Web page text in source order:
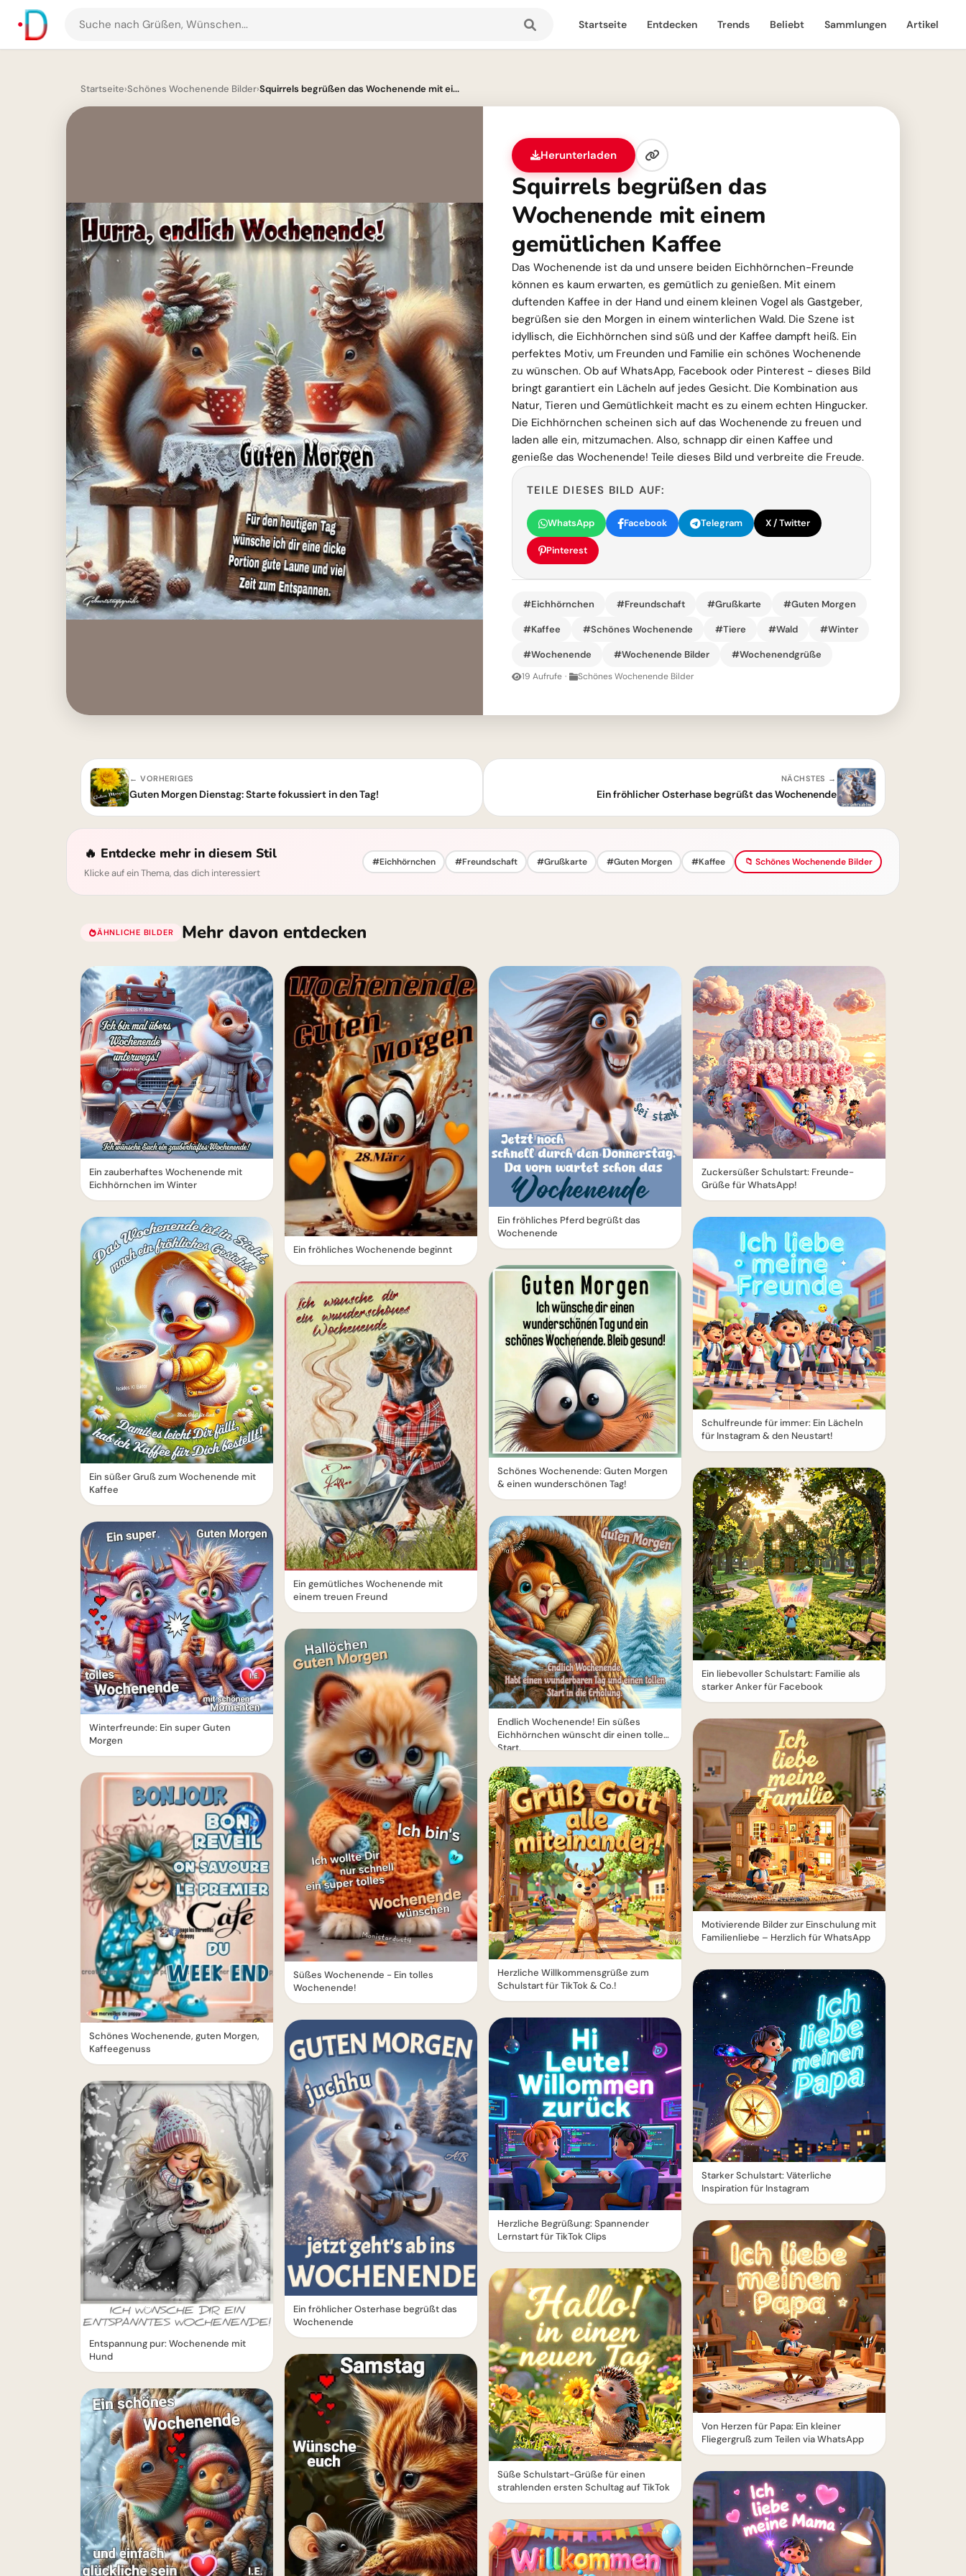
Suche
nach
und
Startseite Entdecken Trends Beliebt Sammlungen Artikel
Startseite›Schönes Wochenende Bilder›Squirrels begrüßen das Wochenende mit ei...
Herunterladen
Squirrels begrüßen das
Wochenende mit einem
gemütlichen Kaffee
Das Wochenende ist da und unsere beiden Eichhörnchen-Freunde
können es kaum erwarten, es gemütlich zu genießen. Mit einem
duftenden Kaffee in der Hand und einem kleinen Vogel als Gastgeber,
begrüßen sie den Morgen in einem winterlichen Wald. Die Szene ist
idyllisch, die Eichhörnchen sind süß und der Kaffee dampft heiß. Ein
perfektes Motiv, um Freunden und Familie ein schönes Wochenende
zu wünschen. Ob auf WhatsApp, Facebook oder Pinterest - dieses Bild
bringt garantiert ein Lächeln auf jedes Gesicht. Die Kombination aus
Natur, Tieren und Gemütlichkeit macht es zu einem echten Hingucker.
Die Eichhörnchen scheinen sich auf das Wochenende zu freuen und
laden alle ein, mitzumachen. Also, schnapp dir einen Kaffee und
genieße das Wochenende! Teile dieses Bild und verbreite die Freude.
TEILE DIESES BILD AUF:
WhatsApp Facebook Telegram X / Twitter
Pinterest
#Eichhörnchen #Freundschaft #Grußkarte #Guten Morgen
#Kaffee #Schönes Wochenende #Tiere #Wald #Winter
#Wochenende #Wochenende Bilder #Wochenendgrüße
19 Aufrufe · Schönes Wochenende Bilder
← VORHERIGES
Guten Morgen Dienstag: Starte fokussiert in den Tag!
NÄCHSTES →
Ein fröhlicher Osterhase begrüßt das Wochenende
🔥 Entdecke mehr in diesem Stil
Klicke auf ein Thema, das dich interessiert
#Eichhörnchen #Freundschaft #Grußkarte #Guten Morgen #Kaffee 📁 Schönes Wochenende Bilder
ÄHNLICHE BILDER Mehr davon entdecken
Ein zauberhaftes Wochenende mit
Eichhörnchen im Winter
Ein süßer Gruß zum Wochenende mit
Kaffee
Winterfreunde: Ein super Guten
Morgen
Schönes Wochenende, guten Morgen,
Kaffeegenuss
Entspannung pur: Wochenende mit
Hund
Ein fröhliches Wochenende beginnt
Ein gemütliches Wochenende mit
einem treuen Freund
Süßes Wochenende - Ein tolles
Wochenende!
Ein fröhlicher Osterhase begrüßt das
Wochenende
Ein fröhliches Pferd begrüßt das
Wochenende
Schönes Wochenende: Guten Morgen
& einen wunderschönen Tag!
Endlich Wochenende! Ein süßes
Eichhörnchen wünscht dir einen tollen
Start.
Herzliche Willkommensgrüße zum
Schulstart für TikTok & Co.!
Herzliche Begrüßung: Spannender
Lernstart für TikTok Clips
Süße Schulstart-Grüße für einen
strahlenden ersten Schultag auf TikTok
Zuckersüßer Schulstart: Freunde-
Grüße für WhatsApp!
Schulfreunde für immer: Ein Lächeln
für Instagram & den Neustart!
Ein liebevoller Schulstart: Familie als
starker Anker für Facebook
Motivierende Bilder zur Einschulung mit
Familienliebe – Herzlich für WhatsApp
Starker Schulstart: Väterliche
Inspiration für Instagram
Von Herzen für Papa: Ein kleiner
Fliegergruß zum Teilen via WhatsApp